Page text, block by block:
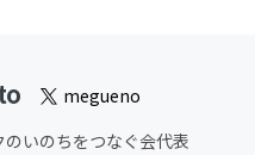
megueno
いのちをつなぐ会代表